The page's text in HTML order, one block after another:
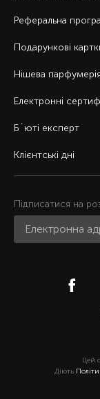
Реферальна
Подарункові
Нішева парфумерія
Електронні
Б`юті експерт
Клієнтські дні
Підписатися на
Цей
Діють